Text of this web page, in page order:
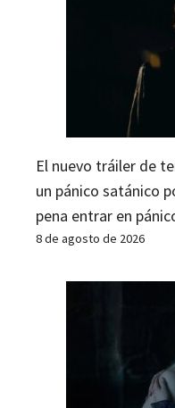
El nuevo tráiler de
un pánico satánico
pena entrar en
8 de agosto de 2026